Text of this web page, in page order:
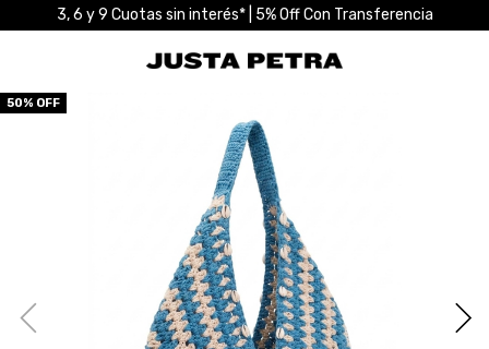
3, 6 y 9 Cuotas sin interés* | 5% Off Con Transferencia
50% OFF